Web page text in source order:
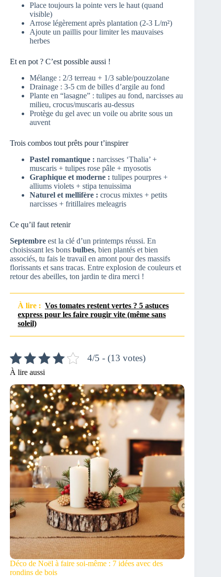
Place toujours la pointe vers le haut (quand
visible)
Arrose légèrement après plantation (2-3 L/m²)
Ajoute un paillis pour limiter les mauvaises
herbes
Et en pot ? C’est possible aussi !
Mélange : 2/3 terreau + 1/3 sable/pouzzolane
Drainage : 3-5 cm de billes d’argile au fond
Plante en “lasagne” : tulipes au fond, narcisses au
milieu, crocus/muscaris au-dessus
Protège du gel avec un voile ou abrite sous un
auvent
Trois combos tout prêts pour t’inspirer
Pastel romantique : narcisses ‘Thalia’ +
muscaris + tulipes rose pâle + myosotis
Graphique et moderne : tulipes pourpres +
alliums violets + stipa tenuissima
Naturel et mellifère : crocus mixtes + petits
narcisses + fritillaires meleagris
Ce qu’il faut retenir
Septembre est la clé d’un printemps réussi. En
choisissant les bons bulbes, bien plantés et bien
associés, tu fais le travail en amont pour des massifs
florissants et sans tracas. Entre explosion de couleurs et
retour des abeilles, ton jardin te dira merci !
À lire : Vos tomates restent vertes ? 5 astuces
express pour les faire rougir vite (même sans
soleil)
4/5 - (13 votes)
À lire aussi
Déco de Noël à faire soi-même : 7 idées avec des
rondins de bois